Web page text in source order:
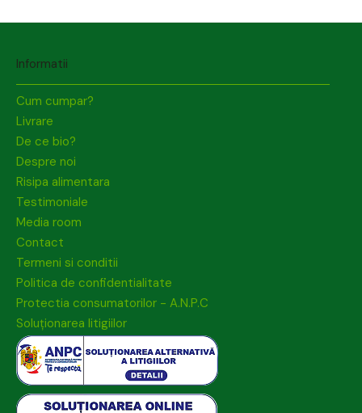
Informatii
Cum cumpar?
Livrare
De ce bio?
Despre noi
Risipa alimentara
Testimoniale
Media room
Contact
Termeni si conditii
Politica de confidentialitate
Protectia consumatorilor - A.N.P.C
Soluționarea litigiilor